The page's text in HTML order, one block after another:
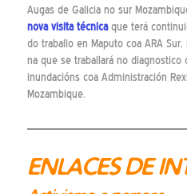
Augas de Galicia no sur
nova visita técnicaque terá
do traballo en Maputo coa ARA
na que se traballará no
inundacións coa Administración
Mozambique.
ENLACES DE